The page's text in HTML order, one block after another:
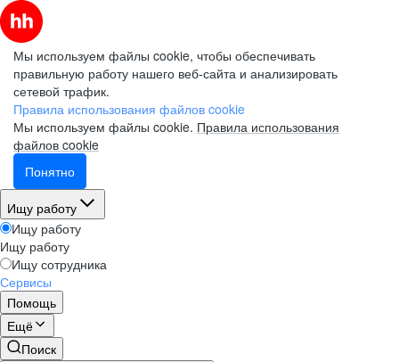
Мы используем файлы cookie, чтобы обеспечивать
правильную работу нашего веб-сайта и анализировать
сетевой трафик.
Правила использования файлов cookie
Мы используем файлы cookie. Правила использования
файлов cookie
Понятно
Ищу работу
Ищу работу
Ищу работу
Ищу сотрудника
Сервисы
Помощь
Ещё
Поиск